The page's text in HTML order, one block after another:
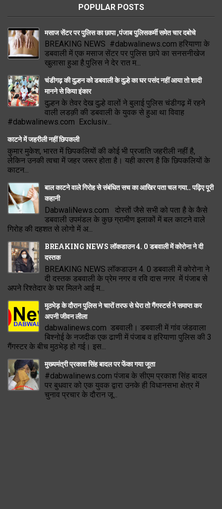
POPULAR POSTS
मसाज सेंटर पर पुलिस का छापा ,पंजाब पुलिसकर्मी समेत चार दबोचे
BREAKING NEWS #dabwalinews.com हरियाणा के
डबवाली में एक मसाज सेंटर पर पुलिस छापे का सनसनीखेज
खुलासा हुआ है.पुलिस ने देर रात म...
चंडीगढ़ की दुल्हन को डबवाली के दुल्हे का घर पसंद नहीं आया तो शादी
मानने से किया इंकार
दुल्हन के तेवर देख दुल्हे वालों ने बुलाई पुलिस चंडीगढ़ में रहने
वाली लडक़ी की डबवाली के युवक से हुआ था विवाह
#dabwalinews.com Exclusiv...
काटने में जहरीली नहीं छिपकली
कुमार मुकेश, भारत में छिपकलियों की कोई भी प्रजाति जहरीली नहीं है,
लेकिन उनकी त्वचा में जहर जरूर होता है। यही कारण है कि छिपकलियों के
काटन...
बाल काटने वाले गिरोह से संबंधित सच का आखिर पता चल गया.. पढ़िए पूरी
कहानी
DabwaliNews.com दोस्तों जैसे सभी को पता है के कैसे
डबवाली उपमंडल के कुछ ग्रामीण इलाकों में बल काटने वाले
गिरोह की दहशत से लोगो में अ...
BREAKING NEWS लॉकडाउन 4. 0 डबवाली में कोरोना ने दी
दस्तक
BREAKING NEWS लॉकडाउन 4. 0 डबवाली में कोरोना ने
दी दस्तक डबवाली के प्रेम नगर व रवि दास नगर में पंजाब से
अपने रिश्तेदार के घर मिलने आई म...
मुठभेड़ के दौरान पुलिस ने चारों तरफ से घेरा तो गैंगस्टर्स ने समाप्त कर
अपनी जीवन लीला
dabwalinews.com डबवाली। डबवाली में गांव जंडवाला
बिश्नोई के नजदीक एक ढाणी में पंजाब व हरियाणा पुलिस की 3
गैंगस्टर के बीच मुठभेड़ हो गई। इस...
मुख्यमंत्री प्रकाश सिंह बादल पर फेंका गया जूता
#dabwalinews.com पंजाब के सीएम प्रकाश सिंह बादल
पर बुधवार को एक युवक द्वारा उनके ही विधानसभा क्षेत्र में
चुनाव प्रचार के दौरान जू...